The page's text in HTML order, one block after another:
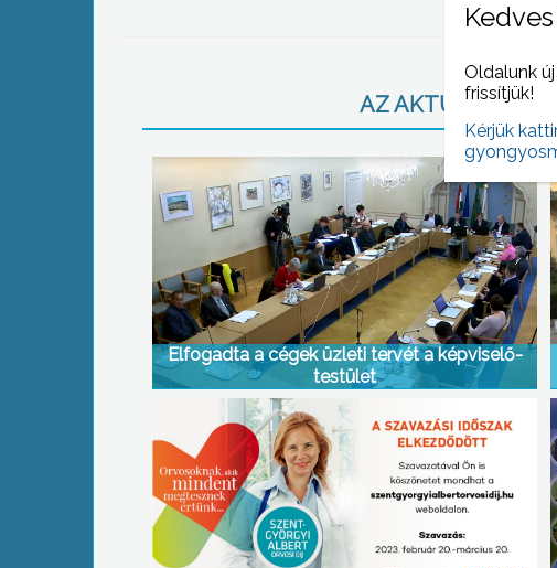
AZ AKTUÁLIS NAPI
Elfogadta a cégek üzleti tervét a képviselő-
testület
Oldalunk
frissítjük!
Kérjük